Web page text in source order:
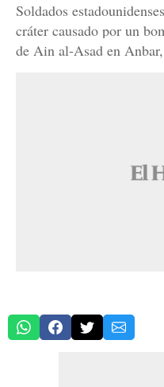
Soldados
cráter causado por un
de Ain al-Asad en